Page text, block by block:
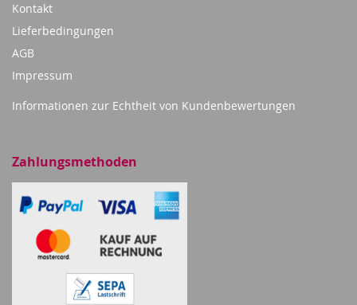
Kontakt
Lieferbedingungen
AGB
Impressum
Informationen zur Echtheit von Kundenbewertungen
Zahlungsmethoden